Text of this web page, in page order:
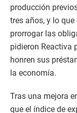
producción
tres años, y lo
prorrogar las
pidieron Reactiva
honren sus
la economía.
Tras una mejora
que el índice de